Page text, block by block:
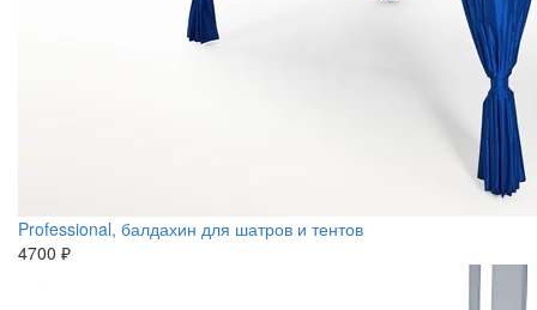
Professional, балдахин для шатров и тентов
4700 ₽